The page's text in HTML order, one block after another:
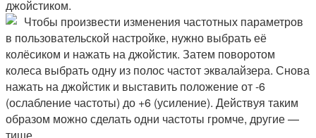
джойстиком.
Чтобы произвести изменения частотных параметров
в пользовательской настройке, нужно выбрать её
колёсиком и нажать на джойстик. Затем поворотом
колеса выбрать одну из полос частот эквалайзера. Снова
нажать на джойстик и выставить положение от -6
(ослабление частоты) до +6 (усиление). Действуя таким
образом можно сделать одни частоты громче, другие —
тише.